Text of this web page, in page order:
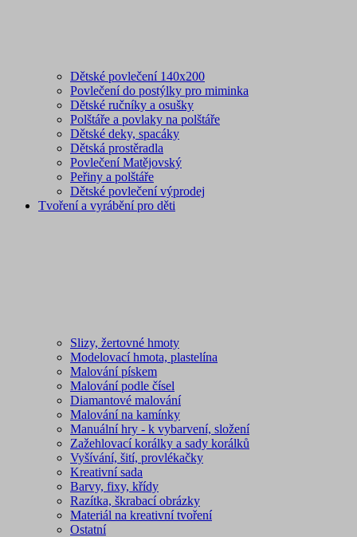
Dětské povlečení 140x200
Povlečení do postýlky pro miminka
Dětské ručníky a osušky
Polštáře a povlaky na polštáře
Dětské deky, spacáky
Dětská prostěradla
Povlečení Matějovský
Peřiny a polštáře
Dětské povlečení výprodej
Tvoření a vyrábění pro děti
Slizy, žertovné hmoty
Modelovací hmota, plastelína
Malování pískem
Malování podle čísel
Diamantové malování
Malování na kamínky
Manuální hry - k vybarvení, složení
Zažehlovací korálky a sady korálků
Vyšívání, šití, provlékačky
Kreativní sada
Barvy, fixy, křídy
Razítka, škrabací obrázky
Materiál na kreativní tvoření
Ostatní